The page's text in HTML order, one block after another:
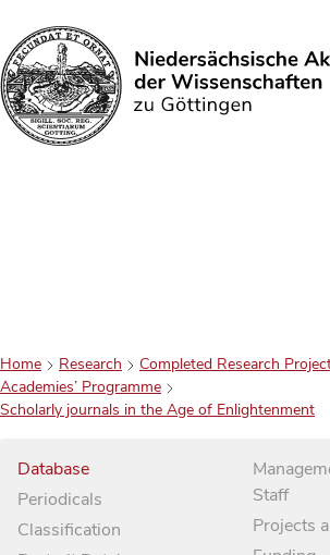
Search
Home Research
Completed Research
Academies’ Programme
Scholarly journals in the Age of Enlightenment
Database
Periodicals
Classification
Staff
Projects